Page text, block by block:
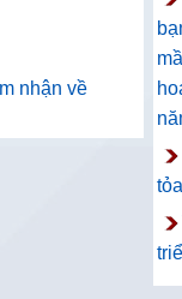
nhận về
tỏa